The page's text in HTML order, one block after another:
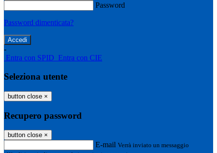
Password
Password dimenticata?
-
Entra con SPID Entra con CIE
Seleziona utente
button close ×
Recupero password
button close ×
E-mail Verrà inviato un messaggio